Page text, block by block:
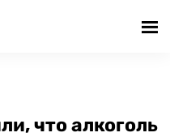
что алкоголь